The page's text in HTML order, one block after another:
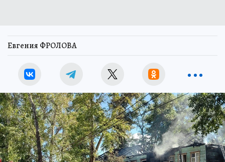
Евгения ФРОЛОВА